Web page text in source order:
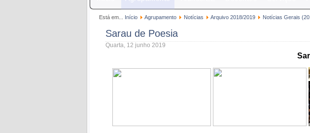
Está em... Início Agrupamento Notícias Arquivo 2018/2019 Notícias Gerais
Sarau de Poesia
Quarta, 12 junho 2019